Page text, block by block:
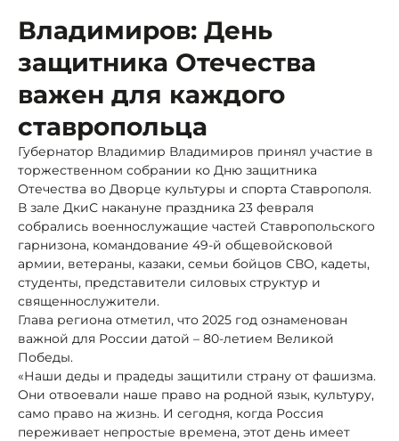
Владимиров: День
защитника Отечества
важен для каждого
ставропольца
Губернатор Владимир Владимиров принял участие в
торжественном собрании ко Дню защитника
Отечества во Дворце культуры и спорта Ставрополя.
В зале ДкиС накануне праздника 23 февраля
собрались военнослужащие частей Ставропольского
гарнизона, командование 49-й общевойсковой
армии, ветераны, казаки, семьи бойцов СВО, кадеты,
студенты, представители силовых структур и
священнослужители.
Глава региона отметил, что 2025 год ознаменован
важной для России датой – 80-летием Великой
Победы.
«Наши деды и прадеды защитили страну от фашизма.
Они отвоевали наше право на родной язык, культуру,
само право на жизнь. И сегодня, когда Россия
переживает непростые времена, этот день имеет